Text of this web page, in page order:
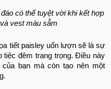
có thể tuyệt vời khi kết hợp
vest màu sẫm
tiết paisley uốn lượn sẽ là sự
đêm trang trọng. Điều này
bạn mà còn tạo nên một